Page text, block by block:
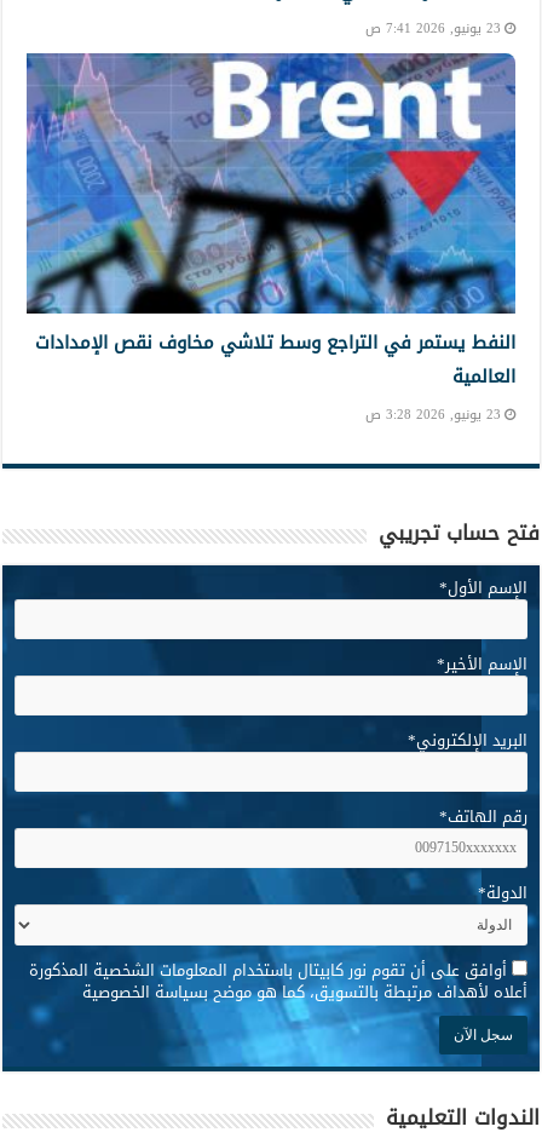
23 يونيو, 2026 7:41 ص
النفط يستمر في التراجع وسط تلاشي مخاوف نقص الإمدادات
العالمية
23 يونيو, 2026 3:28 ص
فتح حساب تجريبي
الإسم الأول*
الإسم الأخير*
البريد الإلكتروني*
رقم الهاتف*
الدولة*
* أوافق على أن تقوم نور كابيتال باستخدام المعلومات الشخصية المذكورة
أعلاه لأهداف مرتبطة بالتسويق، كما هو موضح بسياسة الخصوصية
الندوات التعليمية